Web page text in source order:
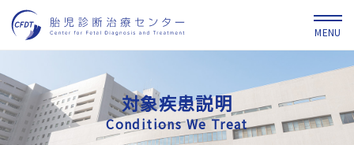
対象疾患説明
Conditions We Treat